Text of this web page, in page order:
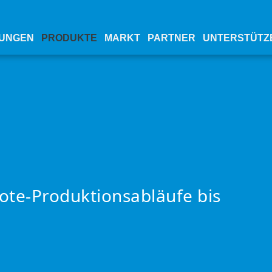
PRODUKTE MARKT PARTNER
Produktionsabläufe bis